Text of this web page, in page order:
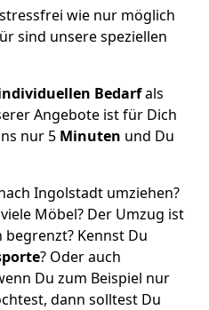
wie nur möglich
sind unsere speziellen
Bedarfals
Angebote ist für Dich
nur 5 Minuten und Du
Ingolstadt umziehen?
Möbel? Der Umzug ist
Kennst Du
? Oder auch
Du zum Beispiel nur
dann solltest Du